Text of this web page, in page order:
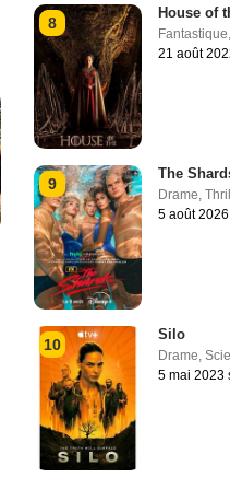
8
House of
Fantastique,
21 août
9
The
Drame,
5 août
10
Silo
Drame,
5 mai 2023